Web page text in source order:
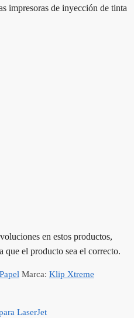
impresoras de inyección de tinta
en estos productos,
que el producto sea el correcto.
Papel Marca: Klip Xtreme